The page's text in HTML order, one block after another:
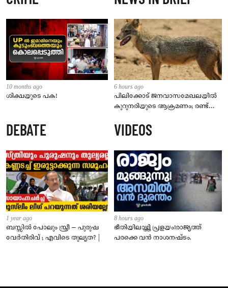
10 months ago
ശിക്ഷയുടെ പക!
6 hours ago
പിലിക്കോട് ജനവാസമേഖലയിൽ
കുറുനരിയുടെ ആക്രമണം; രണ്ട്
നിർദേശം നൽകി പഞ്ചായത്ത്
DEBATE
1 year ago
ബസ്സിൽ പോലും സ്ത്രീ – പുരുഷ
വേർതിരിവ് ; എവിടെ തുല്യത? |
VIDEOS
8 hours ago
ഭീതിയിലാഴ്ത്തി പ്രളയം!രാജ്യത്ത്
പരക്കെ വൻ നാശനഷ്ടം.